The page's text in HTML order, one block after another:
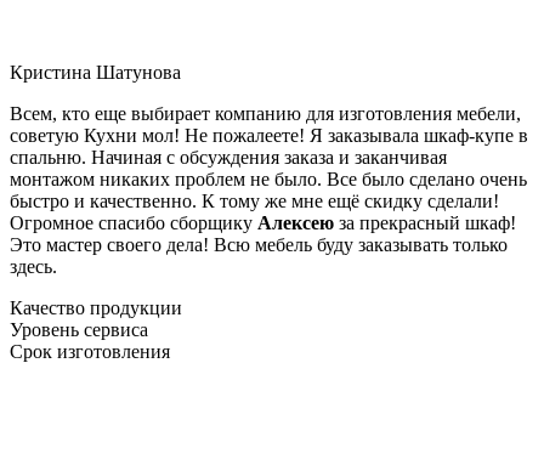
Кристина Шатунова
Всем, кто еще выбирает компанию для изготовления мебели,
советую Кухни мол! Не пожалеете! Я заказывала шкаф-купе в
спальню. Начиная с обсуждения заказа и заканчивая
монтажом никаких проблем не было. Все было сделано очень
быстро и качественно. К тому же мне ещё скидку сделали!
Огромное спасибо сборщику Алексею за прекрасный шкаф!
Это мастер своего дела! Всю мебель буду заказывать только
здесь.
Качество продукции
Уровень сервиса
Срок изготовления